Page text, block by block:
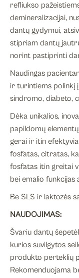
refliukso
demineralizacijai,
dantų gydymui,
stipriam dantų
norint pastiprinti
Naudingas
ir turintiems polinkį
sindromo, diabeto,
Dėka unikalios,
papildomų
gerai ir itin
fosfatas, citratas,
fosfatas itin greitai
bei emalio funkcijas
Be SLS ir laktozės
NAUDOJIMAS:
Švariu dantų
kurios suvilgytos
produkto perteklių
Rekomenduojama